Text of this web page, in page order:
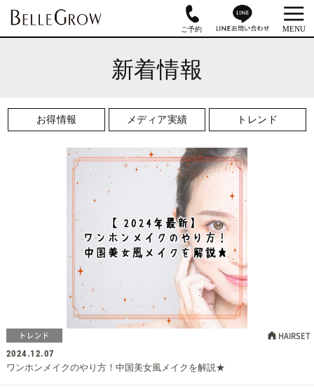
新着情報
お得情報 メディア実績 トレンド
トレンド HAIRSET
2024.12.07
ワンホンメイクのやり方！中国美女風メイクを解説★